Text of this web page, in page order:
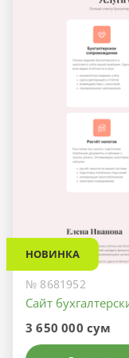
НОВИНКА
№ 8681952
Сайт
3 650 000 сум